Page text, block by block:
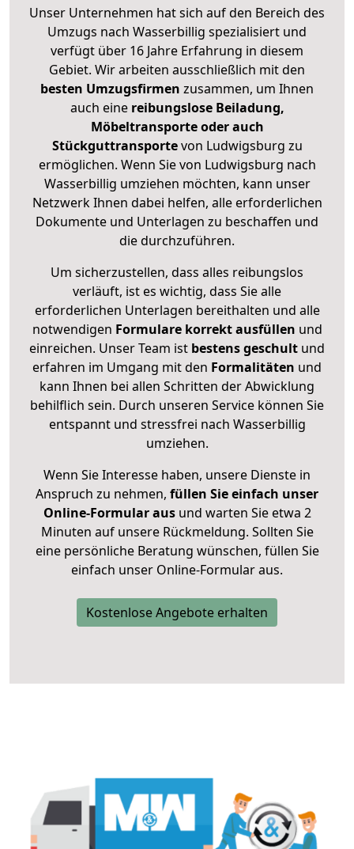
Unser Unternehmen hat sich auf den Bereich des
Umzugs nach Wasserbillig spezialisiert und
verfügt über 16 Jahre Erfahrung in diesem
Gebiet. Wir arbeiten ausschließlich mit den
besten Umzugsfirmen zusammen, um Ihnen
auch eine reibungslose Beiladung,
Möbeltransporte oder auch
Stückguttransportevon Ludwigsburg zu
ermöglichen. Wenn Sie von Ludwigsburg nach
Wasserbillig umziehen möchten, kann unser
Netzwerk Ihnen dabei helfen, alle erforderlichen
Dokumente und Unterlagen zu beschaffen und
die durchzuführen.
Um sicherzustellen, dass alles reibungslos
verläuft, ist es wichtig, dass Sie alle
erforderlichen Unterlagen bereithalten und alle
notwendigen Formulare korrekt ausfüllen und
einreichen. Unser Team ist bestens geschult und
erfahren im Umgang mit den Formalitäten und
kann Ihnen bei allen Schritten der Abwicklung
behilflich sein. Durch unseren Service können Sie
entspannt und stressfrei nach Wasserbillig
umziehen.
Wenn Sie Interesse haben, unsere Dienste in
Anspruch zu nehmen, füllen Sie einfach unser
Online-Formular ausund warten Sie etwa 2
Minuten auf unsere Rückmeldung. Sollten Sie
eine persönliche Beratung wünschen, füllen Sie
einfach unser Online-Formular aus.
Kostenlose Angebote erhalten